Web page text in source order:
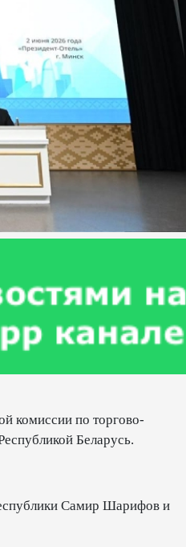
комиссии по торгово-
Беларусь.
Самир Шарифов и